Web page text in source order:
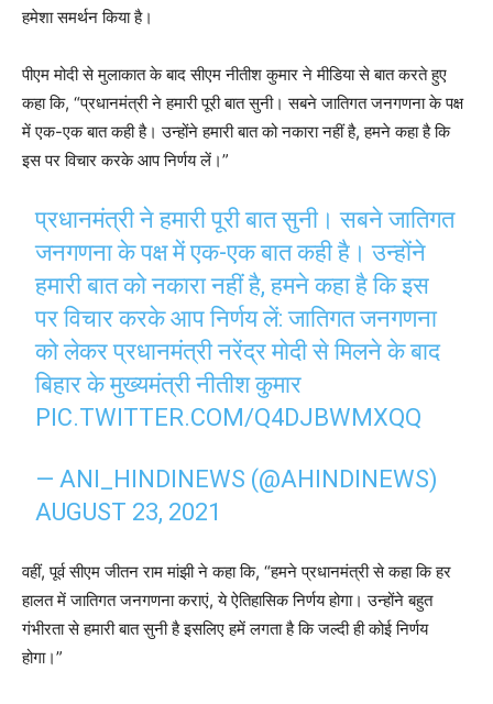
हमेशा समर्थन किया है।
पीएम मोदी से मुलाकात के बाद सीएम नीतीश कुमार ने मीडिया से बात करते हुए
कहा कि, “प्रधानमंत्री ने हमारी पूरी बात सुनी। सबने जातिगत जनगणना के पक्ष
में एक-एक बात कही है। उन्होंने हमारी बात को नकारा नहीं है, हमने कहा है कि
इस पर विचार करके आप निर्णय लें।”
प्रधानमंत्री ने हमारी पूरी बात सुनी। सबने जातिगत
जनगणना के पक्ष में एक-एक बात कही है। उन्होंने
हमारी बात को नकारा नहीं है, हमने कहा है कि इस
पर विचार करके आप निर्णय लें: जातिगत जनगणना
को लेकर प्रधानमंत्री नरेंद्र मोदी से मिलने के बाद
बिहार के मुख्यमंत्री नीतीश कुमार
PIC.TWITTER.COM/Q4DJBWMXQQ
— ANI_HINDINEWS (@AHINDINEWS)
AUGUST 23, 2021
वहीं, पूर्व सीएम जीतन राम मांझी ने कहा कि, “हमने प्रधानमंत्री से कहा कि हर
हालत में जातिगत जनगणना कराएं, ये ऐतिहासिक निर्णय होगा। उन्होंने बहुत
गंभीरता से हमारी बात सुनी है इसलिए हमें लगता है कि जल्दी ही कोई निर्णय
होगा।”